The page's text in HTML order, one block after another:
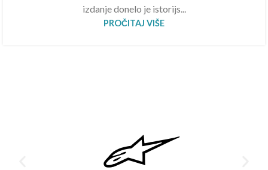
izdanje donelo je istorijs...
PROČITAJ VIŠE